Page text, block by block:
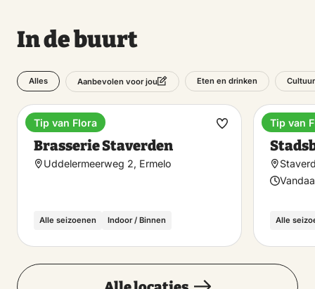
In de buurt
Alles Aanbevolen voor jou Eten en drinken
Brasserie
Brasserie Staverden
Uddelermeerweg 2, Ermelo
Alle seizoenen Indoor / Binnen
Tip van Flora
Maak
Alle
Tip van